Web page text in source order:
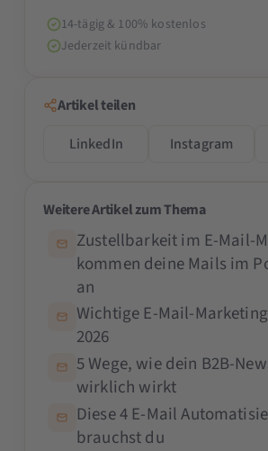
14-tägig & 100% kostenlos
Jederzeit kündbar
Artikel teilen
LinkedIn
Instagram
Weitere Artikel zum Thema
Zustellbarkeit im E-Mail-
kommen deine Mails im
an
Wichtige E-Mail-
2026
5 Wege, wie dein B2B-
wirklich wirkt
Diese 4 E-Mail
brauchst du